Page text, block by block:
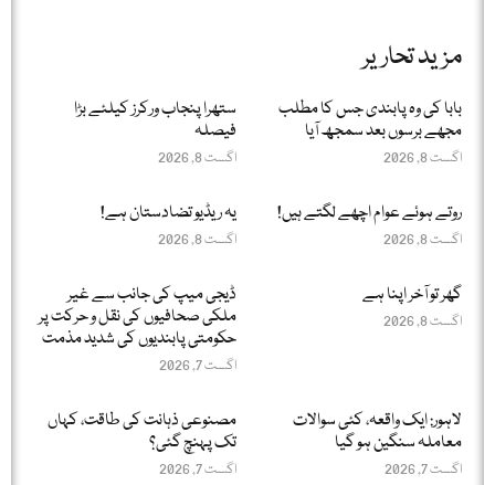
مزید تحاریر
بابا کی وہ پابندی جس کا مطلب
مجھے برسوں بعد سمجھ آیا
اگست 8, 2026
ستھرا پنجاب ورکرز کیلئے بڑا
فیصلہ
اگست 8, 2026
روتے ہوئے عوام اچھے لگتے ہیں!
اگست 8, 2026
یہ ریڈیو تضادستان ہے!
اگست 8, 2026
گھر تو آخر اپنا ہے
اگست 8, 2026
ڈیجی میپ کی جانب سے غیر
ملکی صحافیوں کی نقل و حرکت پر
حکومتی پابندیوں کی شدید مذمت
اگست 7, 2026
لاہور: ایک واقعہ، کئی سوالات
معاملہ سنگین ہو گیا
اگست 7, 2026
مصنوعی ذہانت کی طاقت، کہاں
تک پہنچ گئی؟
اگست 7, 2026